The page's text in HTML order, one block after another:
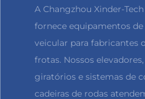
A Changzhou Xinder-
fornece equipamentos
veicular para fabricantes
frotas. Nossos
giratórios e sistemas de
cadeiras de rodas